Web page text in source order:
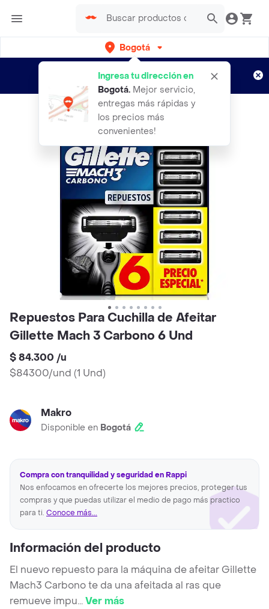
Bogotá
Ingresa tu dirección en
Bogotá. Mejor servicio,
entregas más rápidas y
los precios más
convenientes!
envíos gratis por semanas
Aplican TyC
Repuestos Para Cuchilla de Afeitar
Gillette Mach 3 Carbono 6 Und
$ 84.300 /u
$84300/und (1 Und)
Makro
Disponible en Bogotá
Compra con tranquilidad y seguridad en Rappi
Nos enfocamos en ofrecerte los mejores precios, proteger tus
compras y que puedas utilizar el medio de pago más practico
para ti. Conoce más...
Información del producto
El nuevo repuesto para la máquina de afeitar Gillette
Mach3 Carbono te da una afeitada al ras que
remueve impu...Ver más